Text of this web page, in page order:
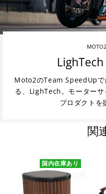
Moto2のTeam SpeedUpで
る、LighTech。モーター
プロダクトを
関
国内在庫あり